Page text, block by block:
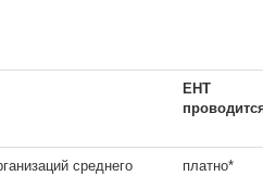
ЕНТ
среднего
платно*